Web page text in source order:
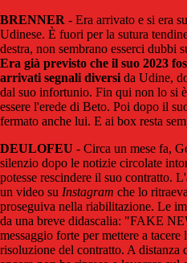
BRENNER - Era arrivato e si era
Udinese. È fuori per la sutura
destra, non sembrano esserci dubbi
Era già previsto che il suo 2023
arrivati segnali diversi da Udine,
dal suo infortunio. Fin qui non lo si
essere l'erede di Beto. Poi dopo il
fermato anche lui. E ai box resta
DEULOFEU - Circa un mese fa,
silenzio dopo le notizie circolate
potesse rescindere il suo contratto.
un video su Instagram che lo
proseguiva nella riabilitazione. Le
da una breve didascalia: "FAKE
messaggio forte per mettere a
risoluzione del contratto. A distanza